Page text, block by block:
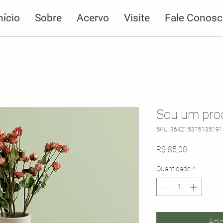
Sobre Acervo Visite Fale
Sou um
SKU: 364215376135191
R$ 85,00
Quantidade *